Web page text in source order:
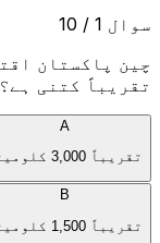
سوال 1 / 10
تقریباً کتنی ہے؟
A
تقریباً 3,000 کلومیٹر
B
تقریباً 1,500 کلومیٹر